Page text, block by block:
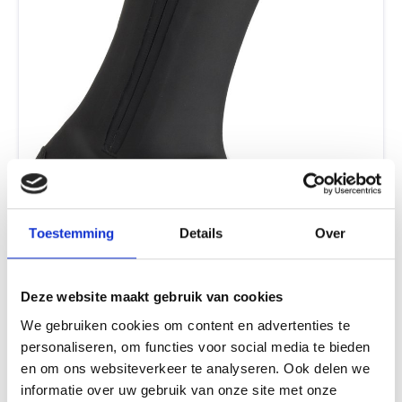
Toestemming Details Over
Deze website maakt gebruik van cookies
We gebruiken cookies om content en advertenties te
personaliseren, om functies voor social media te bieden
en om ons websiteverkeer te analyseren. Ook delen we
informatie over uw gebruik van onze site met onze
trekkingschoenen en winterschoenen. Voor MTB-schoenen
is er de GripGrab Arctic X-versie, die speciaal werd
ontwikkeld voor dergelijke schoenen. Voor meer info over de
maten verwijzen we naar de maattabel in de
productafbeeldingen. Leveringsomvang: 1 paar GripGrab
Arctic-racefietsoverschoenen.
AGU - S - 38/39 - Raceday Zip Overschoenen Essential -